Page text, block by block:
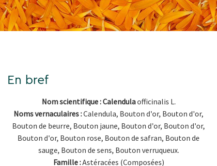
En bref
Nom scientifique : Calendulaofficinalis L.
Noms vernaculaires :Calendula, Bouton d'or, Bouton d'or,
Bouton de beurre, Bouton jaune, Bouton d'or, Bouton d'or,
Bouton d'or, Bouton rose, Bouton de safran, Bouton de
sauge, Bouton de sens, Bouton verruqueux.
Famille :Astéracées (Composées)